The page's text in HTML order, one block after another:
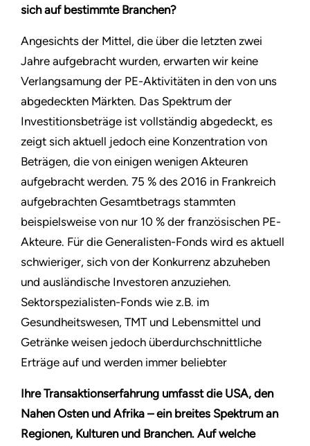
sich auf bestimmte Branchen?
Angesichts der Mittel, die über die letzten zwei
Jahre aufgebracht wurden, erwarten wir keine
Verlangsamung der PE-Aktivitäten in den von uns
abgedeckten Märkten. Das Spektrum der
Investitionsbeträge ist vollständig abgedeckt, es
zeigt sich aktuell jedoch eine Konzentration von
Beträgen, die von einigen wenigen Akteuren
aufgebracht werden. 75 % des 2016 in Frankreich
aufgebrachten Gesamtbetrags stammten
beispielsweise von nur 10 % der französischen PE-
Akteure. Für die Generalisten-Fonds wird es aktuell
schwieriger, sich von der Konkurrenz abzuheben
und ausländische Investoren anzuziehen.
Sektorspezialisten-Fonds wie z.B. im
Gesundheitswesen, TMT und Lebensmittel und
Getränke weisen jedoch überdurchschnittliche
Erträge auf und werden immer beliebter
Ihre Transaktionserfahrung umfasst die USA, den
Nahen Osten und Afrika – ein breites Spektrum an
Regionen, Kulturen und Branchen. Auf welche